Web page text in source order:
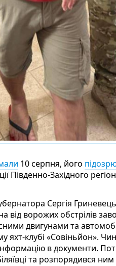
10 серпня, його
Південно-Західного
Сергія
ворожих обстрілів
двигунами та
яхт-клубі «Совіньйон».
в документи.
та розпорядився